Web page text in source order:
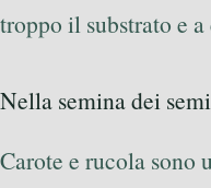
troppo il substrato e
Nella semina dei
Carote e rucola sono